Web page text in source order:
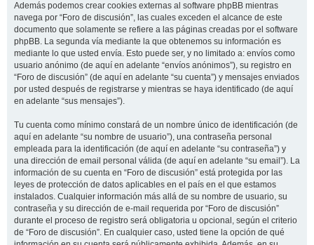
Además podemos crear cookies externas al software phpBB mientras
navega por “Foro de discusión”, las cuales exceden el alcance de este
documento que solamente se refiere a las páginas creadas por el software
phpBB. La segunda vía mediante la que obtenemos su información es
mediante lo que usted envía. Esto puede ser, y no limitado a: envíos como
usuario anónimo (de aquí en adelante “envíos anónimos”), su registro en
“Foro de discusión” (de aquí en adelante “su cuenta”) y mensajes enviados
por usted después de registrarse y mientras se haya identificado (de aquí
en adelante “sus mensajes”).
Tu cuenta como mínimo constará de un nombre único de identificación (de
aquí en adelante “su nombre de usuario”), una contraseña personal
empleada para la identificación (de aquí en adelante “su contraseña”) y
una dirección de email personal válida (de aquí en adelante “su email”). La
información de su cuenta en “Foro de discusión” está protegida por las
leyes de protección de datos aplicables en el país en el que estamos
instalados. Cualquier información más allá de su nombre de usuario, su
contraseña y su dirección de e-mail requerida por “Foro de discusión”
durante el proceso de registro será obligatoria u opcional, según el criterio
de “Foro de discusión”. En cualquier caso, usted tiene la opción de qué